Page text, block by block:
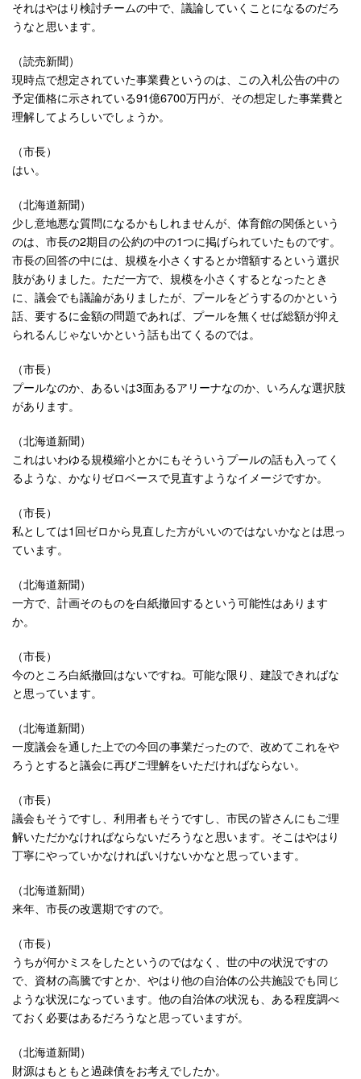
それはやはり検討チームの中で、議論していくことになるのだろ
うなと思います。
（読売新聞）
現時点で想定されていた事業費というのは、この入札公告の中の
予定価格に示されている91億6700万円が、その想定した事業費と
理解してよろしいでしょうか。
（市長）
はい。
（北海道新聞）
少し意地悪な質問になるかもしれませんが、体育館の関係という
のは、市長の2期目の公約の中の1つに掲げられていたものです。
市長の回答の中には、規模を小さくするとか増額するという選択
肢がありました。ただ一方で、規模を小さくするとなったとき
に、議会でも議論がありましたが、プールをどうするのかという
話、要するに金額の問題であれば、プールを無くせば総額が抑え
られるんじゃないかという話も出てくるのでは。
（市長）
プールなのか、あるいは3面あるアリーナなのか、いろんな選択肢
があります。
（北海道新聞）
これはいわゆる規模縮小とかにもそういうプールの話も入ってく
るような、かなりゼロベースで見直すようなイメージですか。
（市長）
私としては1回ゼロから見直した方がいいのではないかなとは思っ
ています。
（北海道新聞）
一方で、計画そのものを白紙撤回するという可能性はあります
か。
（市長）
今のところ白紙撤回はないですね。可能な限り、建設できればな
と思っています。
（北海道新聞）
一度議会を通した上での今回の事業だったので、改めてこれをや
ろうとすると議会に再びご理解をいただければならない。
（市長）
議会もそうですし、利用者もそうですし、市民の皆さんにもご理
解いただかなければならないだろうなと思います。そこはやはり
丁寧にやっていかなければいけないかなと思っています。
（北海道新聞）
来年、市長の改選期ですので。
（市長）
うちが何かミスをしたというのではなく、世の中の状況ですの
で、資材の高騰ですとか、やはり他の自治体の公共施設でも同じ
ような状況になっています。他の自治体の状況も、ある程度調べ
ておく必要はあるだろうなと思っていますが。
（北海道新聞）
財源はもともと過疎債をお考えでしたか。